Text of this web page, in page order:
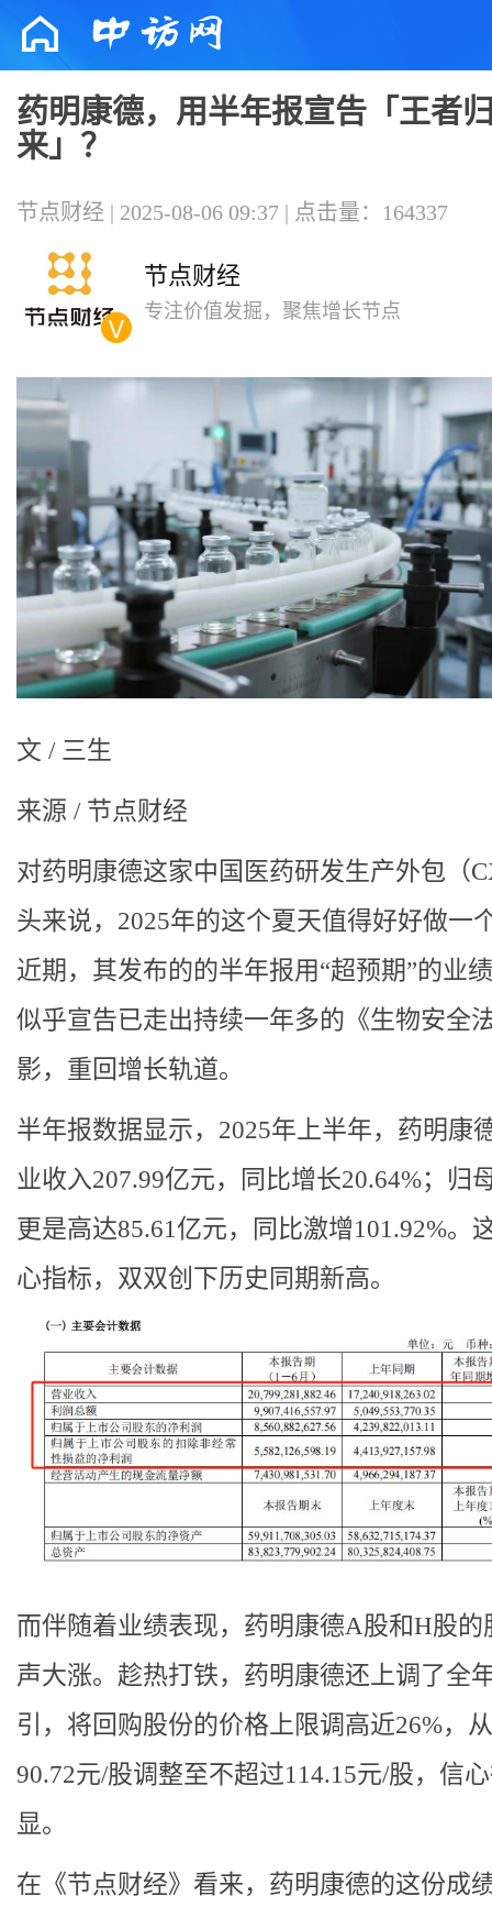
药明康德，用半年报宣告「王者
来」？
节点财经 | 2025-08-06 09:37 | 点击量：164337
节点财经
专注价值发掘，聚焦增长节点
文 / 三生
来源 / 节点财经
对药明康德这家中国医药研发生产外包（
头来说，2025年的这个夏天值得好好做一
近期，其发布的的半年报用“超预期”的业
似乎宣告已走出持续一年多的《生物安全
影，重回增长轨道。
半年报数据显示，2025年上半年，药明康
业收入207.99亿元，同比增长20.64%；归
更是高达85.61亿元，同比激增101.92%。
心指标，双双创下历史同期新高。
而伴随着业绩表现，药明康德A股和H股的
声大涨。趁热打铁，药明康德还上调了全
引，将回购股份的价格上限调高近26%，
90.72元/股调整至不超过114.15元/股，信
显。
在《节点财经》看来，药明康德的这份成